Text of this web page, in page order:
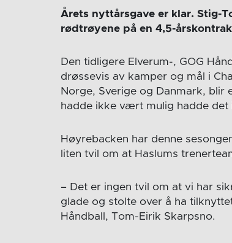
Årets nyttårsgave er klar. Stig-
rødtrøyene på en 4,5-
Den tidligere Elverum-, GOG
drøssevis av kamper og mål i
Norge, Sverige og Danmark,
hadde ikke vært mulig hadde
Høyrebacken har denne
liten tvil om at Haslums
– Det er ingen tvil om at vi har
glade og stolte over å ha
Håndball, Tom-Eirik Skarpsno.